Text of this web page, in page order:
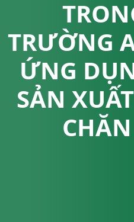
TRƯỜNG
ỨNG
SẢN